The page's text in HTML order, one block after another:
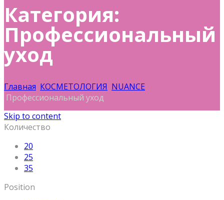
Категория:
Профессиональный
уход
Главная КОСМЕТОЛОГИЯ NUANCE
Профессиональный уход
Skip to content
Количество
20
25
35
Position